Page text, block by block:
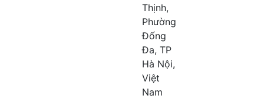
Thịnh,
Phường
Đống
Đa, TP
Hà Nội,
Việt
Nam